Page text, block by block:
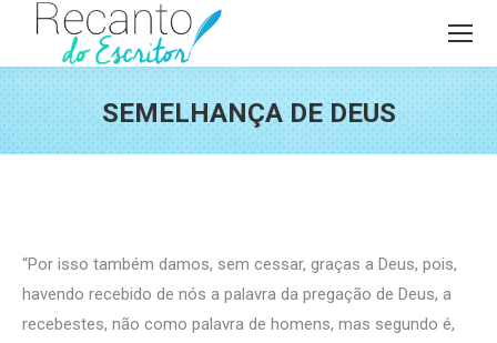
SEMELHANÇA DE DEUS
“Por isso também damos, sem cessar, graças a Deus, pois,
havendo recebido de nós a palavra da pregação de Deus, a
recebestes, não como palavra de homens, mas segundo é,